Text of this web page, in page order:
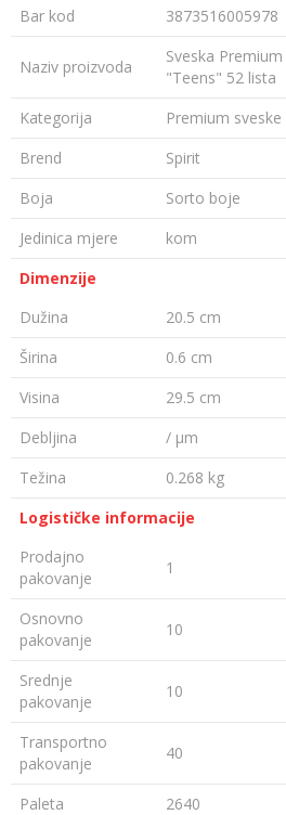
Bar kod
3873516005978
Naziv proizvoda
Sveska
"Teens" 52 lista
Kategorija
Premium sveske
Brend
Spirit
Boja
Sorto boje
Jedinica mjere
kom
Dimenzije
Dužina
20.5 cm
Širina
0.6 cm
Visina
29.5 cm
Debljina
/ µm
Težina
0.268 kg
Logističke informacije
Prodajno
pakovanje
1
Osnovno
pakovanje
10
Srednje
pakovanje
10
Transportno
pakovanje
40
Paleta 2640